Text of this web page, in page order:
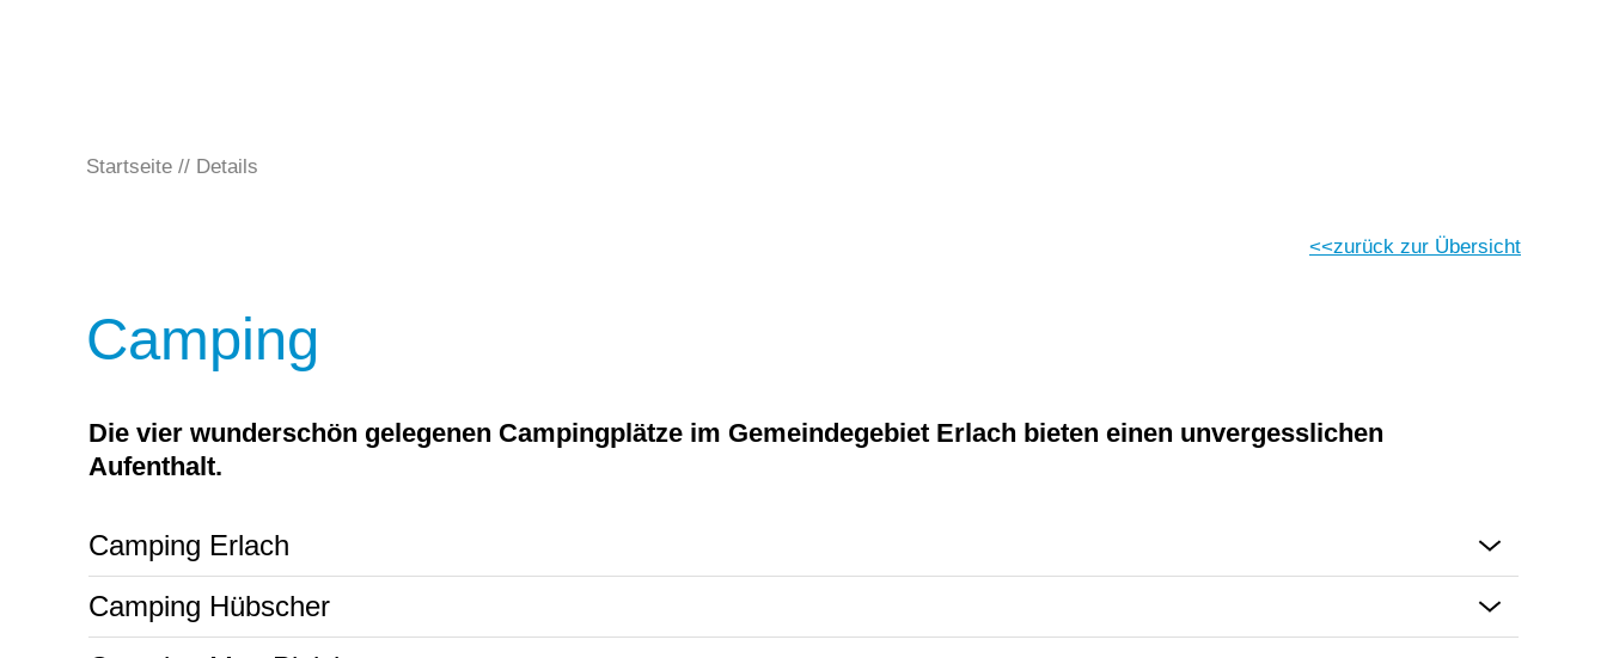
Startseite Details
zurück zur Übersicht
Camping
Die vier wunderschön gelegenen Campingplätze im Gemeindegebiet Erlach bieten einen unvergesslichen
Aufenthalt.
Camping Erlach
Camping Hübscher